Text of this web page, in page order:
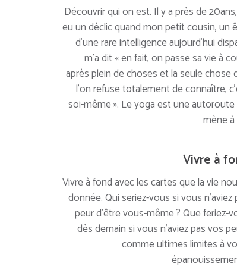
Découvrir qui on est. Il y a près de 20ans,
eu un déclic quand mon petit cousin, un
d’une rare intelligence aujourd’hui
m’a dit « en fait, on passe sa vie à
après plein de choses et la seule chose
l’on refuse totalement de connaître,
soi-même ». Le yoga est une autoroute
mène
Vivre à
Vivre à fond avec les cartes que la vie
donnée. Qui seriez-vous si vous n’aviez
peur d’être vous-même ? Que feriez-
dès demain si vous n’aviez pas vos
comme ultimes limites à